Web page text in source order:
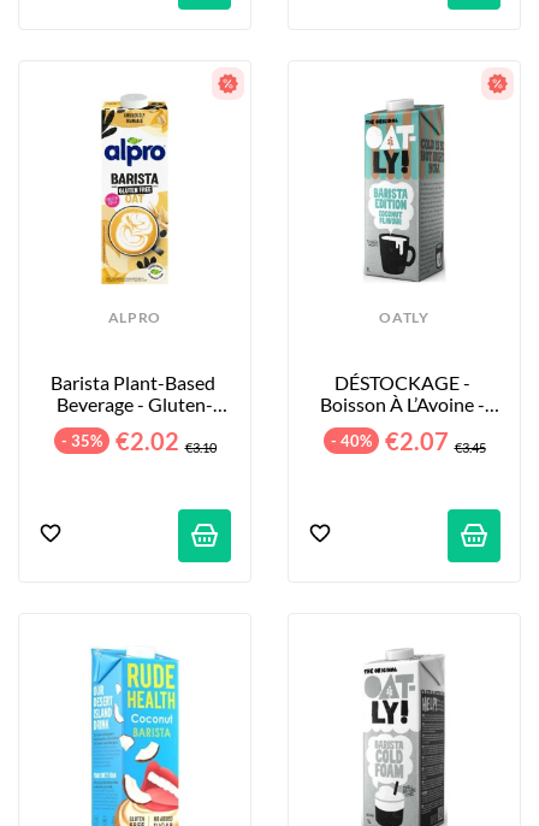
ALPRO
Barista Plant-Based
Beverage - Gluten-
Free Oats - 1L
- 35% €2.02 €3.10
OATLY
DÉSTOCKAGE -
Boisson À L’Avoine -
Barista Edition Coco -
1L
- 40% €2.07 €3.45